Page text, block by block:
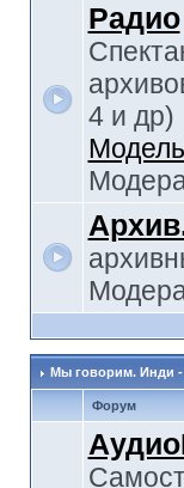
Радио
4 и др)
Мы говорим. Инди -
Форум